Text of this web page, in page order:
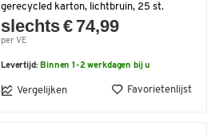
gerecycled karton, lichtbruin, 25 st.
slechts € 74,99
per VE
Levertijd:Binnen 1-2 werkdagen bij u
Vergelijken Favorietenlijst